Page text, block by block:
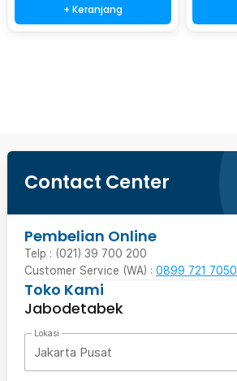
+ Keranjang
Contact Center
Pembelian Online
Telp : (021) 39 700 200
Customer Service (WA) : 0899 721 7050
Toko Kami
Jabodetabek
Lokasi
Jakarta Pusat